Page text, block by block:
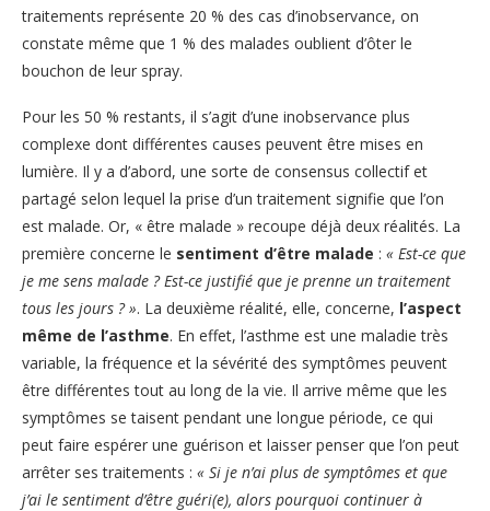
traitements représente 20 % des cas d’inobservance, on
constate même que 1 % des malades oublient d’ôter le
bouchon de leur spray.
Pour les 50 % restants, il s’agit d’une inobservance plus
complexe dont différentes causes peuvent être mises en
lumière. Il y a d’abord, une sorte de consensus collectif et
partagé selon lequel la prise d’un traitement signifie que l’on
est malade. Or, « être malade » recoupe déjà deux réalités. La
première concerne le sentiment d’être malade : « Est-ce que
je me sens malade ? Est-ce justifié que je prenne un traitement
tous les jours ? ». La deuxième réalité, elle, concerne, l’aspect
même de l’asthme. En effet, l’asthme est une maladie très
variable, la fréquence et la sévérité des symptômes peuvent
être différentes tout au long de la vie. Il arrive même que les
symptômes se taisent pendant une longue période, ce qui
peut faire espérer une guérison et laisser penser que l’on peut
arrêter ses traitements : « Si je n’ai plus de symptômes et que
j’ai le sentiment d’être guéri(e), alors pourquoi continuer à